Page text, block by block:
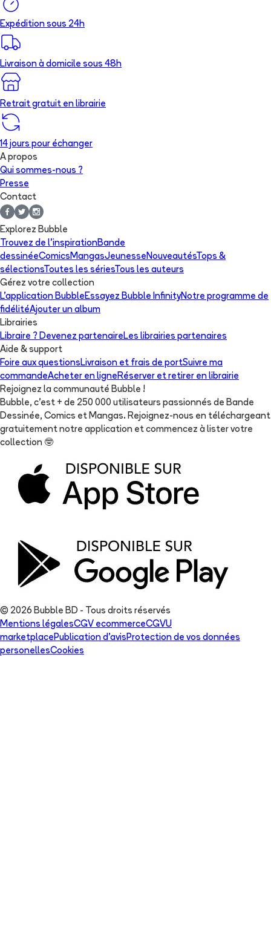
Expédition sous 24h
Livraison à domicile sous 48h
Retrait gratuit en librairie
14 jours pour échanger
A propos
Qui sommes-nous ?
Presse
Contact
Explorez Bubble
Trouvez de l'inspirationBande
dessinéeComicsMangasJeunesseNouveautésTops &
sélectionsToutes les sériesTous les auteurs
Gérez votre collection
L'application BubbleEssayez Bubble InfinityNotre programme de
fidélitéAjouter un album
Librairies
Libraire ? Devenez partenaireLes librairies partenaires
Aide & support
Foire aux questionsLivraison et frais de portSuivre ma
commandeAcheter en ligneRéserver et retirer en librairie
Rejoignez la communauté Bubble !
Bubble, c'est + de 250 000 utilisateurs passionnés de Bande
Dessinée, Comics et Mangas. Rejoignez-nous en téléchargeant
gratuitement notre application et commencez à lister votre
collection 🤓
© 2026 Bubble BD - Tous droits réservés
Mentions légalesCGV ecommerceCGVU
marketplacePublication d'avisProtection de vos données
personellesCookies